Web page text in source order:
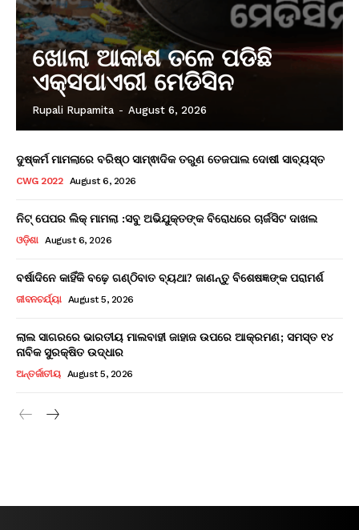
ଖୋଲା ଆକାଶ ତଳେ ପଡିଛି
ଏକ୍ସପାଏରୀ ମେଡିସିନ
Rupali Rupamita - August 6, 2026
ଦୁଷ୍କର୍ମ ମାମଲାରେ ବରିଷ୍ଠ ସାମ୍ଵାଦିକ ତରୁଣ ତେଜପାଲ ଦୋଷୀ ସାବ୍ୟସ୍ତ
CWG 2022 August 6, 2026
ନିଟ୍ ପେପର ଲିକ୍ ମାମଲା :ସବୁ ଅଭିଯୁକ୍ତଙ୍କ ବିରୋଧରେ ଚାର୍ଜସିଟ ଦାଖଲ
ଓଡ଼ିଶା August 6, 2026
ବର୍ଷାଦିନେ କାହିଁକି ବଢ଼େ ଗଣ୍ଠିବାତ ବ୍ୟଥା? ଜାଣନ୍ତୁ ବିଶେଷଜ୍ଞଙ୍କ ପରାମର୍ଶ
ଜୀବନଚର୍ଯ୍ୟା August 5, 2026
ଲାଲ ସାଗରରେ ଭାରତୀୟ ମାଲବାହୀ ଜାହାଜ ଉପରେ ଆକ୍ରମଣ; ସମସ୍ତ ୧୪
ନାବିକ ସୁରକ୍ଷିତ ଉଦ୍ଧାର
ଅନ୍ତର୍ଜାତୀୟ August 5, 2026